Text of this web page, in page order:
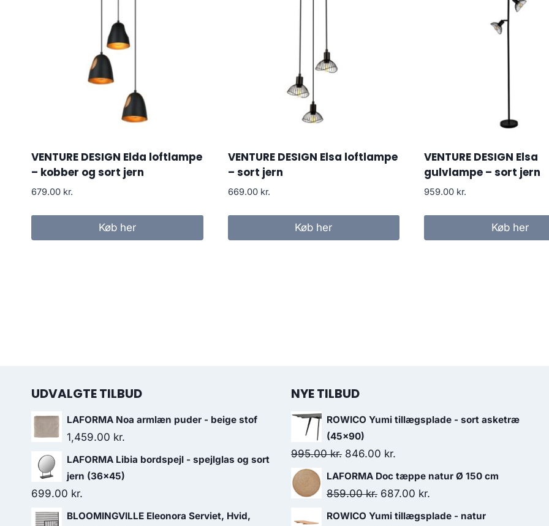
VENTURE DESIGN Elda loftlampe
– kobber og sort jern
679.00 kr.
Køb her
VENTURE DESIGN Elsa loftlampe
– sort jern
669.00 kr.
Køb her
VENTURE DESIGN Elsa
gulvlampe – sort jern
959.00 kr.
Køb her
UDVALGTE TILBUD
LAFORMA Noa armlæn puder - beige stof
1,459.00 kr.
LAFORMA Libia bordspejl - spejlglas og sort
jern (36x45)
699.00 kr.
BLOOMINGVILLE Eleonora Serviet, Hvid,
NYE TILBUD
ROWICO Yumi tillægsplade - sort asketræ
(45x90)
995.00kr. 846.00 kr.
LAFORMA Doc tæppe natur Ø 150 cm
859.00kr. 687.00 kr.
ROWICO Yumi tillægsplade - natur